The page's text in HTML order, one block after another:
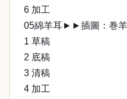
6 加工
05綿羊耳►►插圖：巻羊
1 草稿
2 底稿
3 清稿
4 加工